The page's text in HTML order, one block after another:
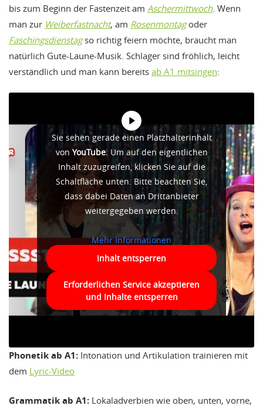
bis zum Beginn der Fastenzeit am Aschermittwoch. Wenn
man zur Weiberfastnacht, am Rosenmontagoder
Faschingsdienstagso richtig feiern möchte, braucht man
natürlich Gute-Laune-Musik. Schlager sind fröhlich, leicht
verständlich und man kann bereits ab A1 mitsingen:
Sie sehen gerade einen Platzhalterinhalt
von YouTube. Um auf den eigentlichen
Inhalt zuzugreifen, klicken Sie auf die
Schaltfläche unten. Bitte beachten Sie,
dass dabei Daten an Drittanbieter
weitergegeben werden.
Mehr Informationen
Inhalt entsperren
Erforderlichen Service akzeptieren
und Inhalte entsperren
Phonetik ab A1: Intonation und Artikulation trainieren mit
dem Lyric-Video
Grammatik ab A1: Lokaladverbien wie oben, unten, vorne,